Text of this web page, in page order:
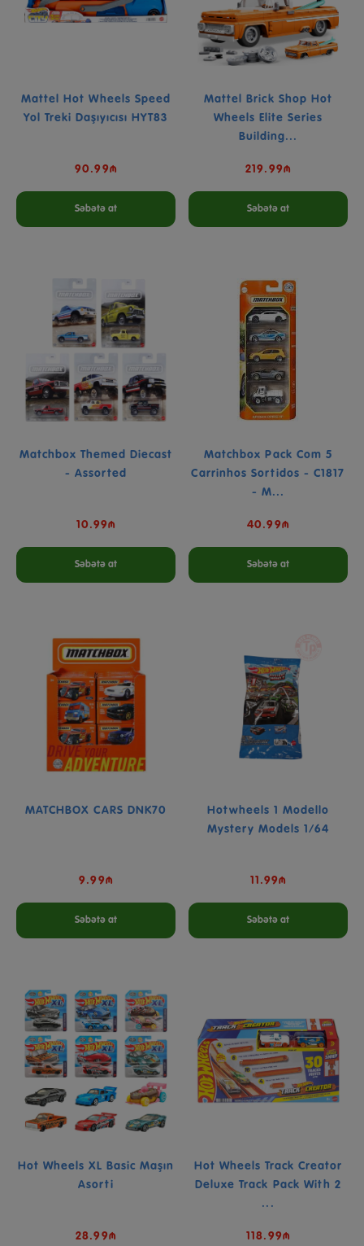
Mattel Hot Wheels Speed
Yol Treki Daşıyıcısı HYT83
90.99₼
Səbətə at
Mattel Brick Shop Hot
Wheels Elite Series
Building...
219.99₼
Səbətə at
Matchbox Themed Diecast
- Assorted
10.99₼
Səbətə at
Matchbox Pack Com 5
Carrinhos Sortidos - C1817
- M...
40.99₼
Səbətə at
MATCHBOX CARS DNK70
9.99₼
Səbətə at
Hotwheels 1 Modello
Mystery Models 1/64
11.99₼
Səbətə at
Hot Wheels XL Basic Maşın
Asorti
28.99₼
Hot Wheels Track Creator
Deluxe Track Pack With 2
...
118.99₼